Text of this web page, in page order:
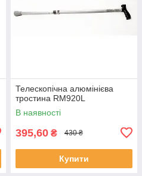
Телескопічна алюмінієва
тростина RM920L
В наявності
395,60 ₴ 430 ₴
Купити